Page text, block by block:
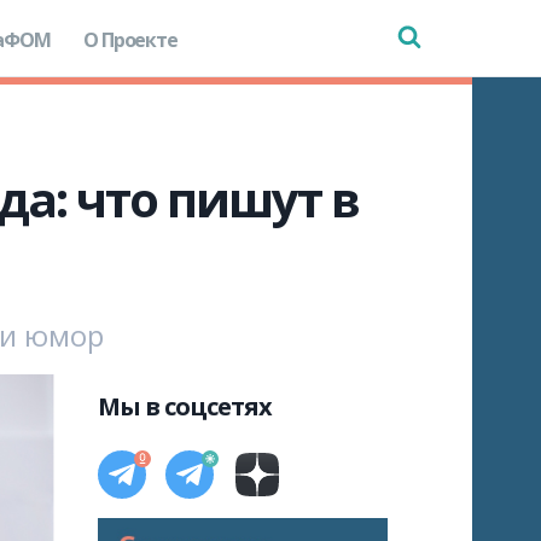
О Проекте
что пишут в
и юмор
Мы в соцсетях